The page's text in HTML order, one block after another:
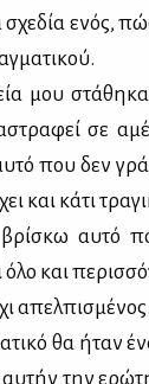
ενός,
μου
σε
που δεν
και κά­τι
αυ­τό
και
απελ­πι­σμέ­νος.
θα ήταν
την